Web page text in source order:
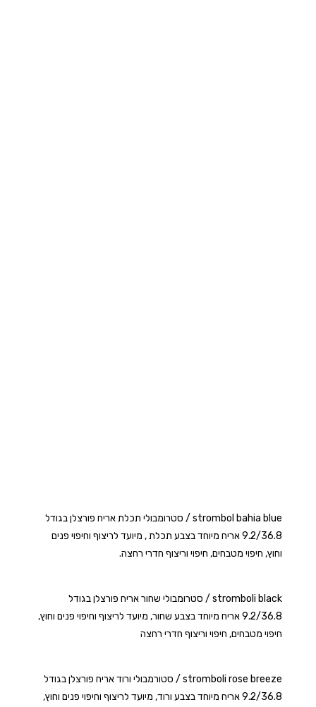
strombol bahia blue / סטרומבולי תכלת אריח פורצלן בגודל
9.2/36.8 אריח מיוחד בצבע תכלת , מיועד לריצוף וחיפוי פנים
וחוץ, חיפוי מטבחים, חיפוי וריצוף חדרי רחצה.
stromboli black / סטרומבולי שחור אריח פורצלן בגודל
9.2/36.8 אריח מיוחד בצבע שחור, מיועד לריצוף וחיפוי פנים וחוץ,
חיפוי מטבחים, חיפוי וריצוף חדרי רחצה
stromboli rose breeze / סטורמבולי ורוד אריח פורצלן בגודל
9.2/36.8 אריח מיוחד בצבע ורוד, מיועד לריצוף וחיפוי פנים וחוץ,